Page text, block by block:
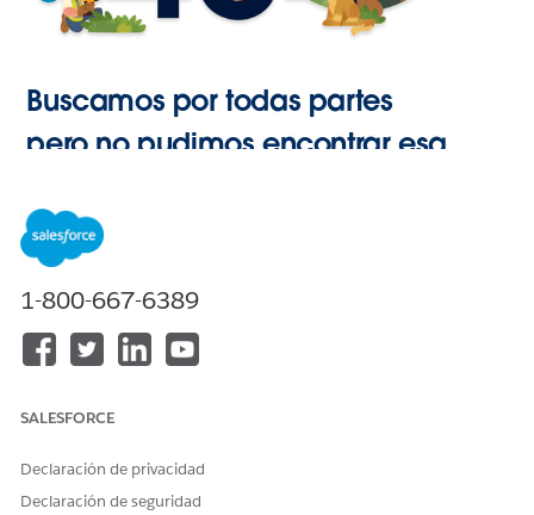
Buscamos por todas partes
pero no pudimos encontrar esa
1-800-667-6389
SALESFORCE
Declaración de privacidad
Declaración de seguridad